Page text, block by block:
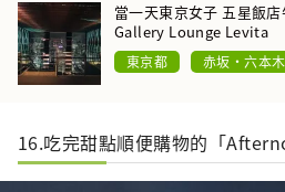
當一天東京女子 五星飯
Gallery Lounge Levita
東京都 赤坂・六本木
16.吃完甜點順便購物的「